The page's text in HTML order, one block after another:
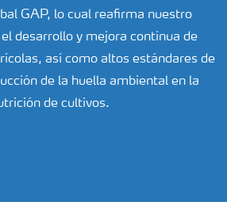
GAP, lo cual reafirma nuestro
desarrollo y mejora continua de
así como altos estándares de
de la huella ambiental en la
de cultivos.